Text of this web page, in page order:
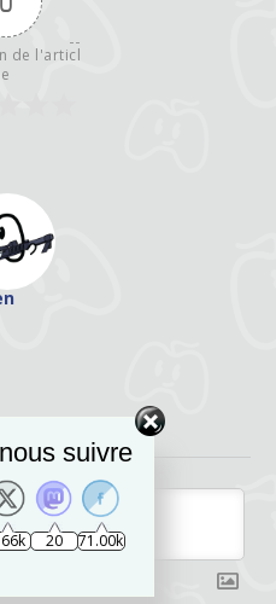
de l'articl
e
suivre
20 71.00k